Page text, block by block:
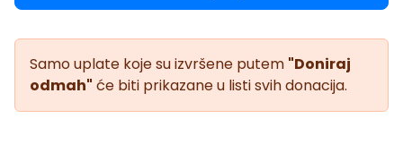
Samo uplate koje su izvršene putem "Doniraj
odmah" će biti prikazane u listi svih donacija.